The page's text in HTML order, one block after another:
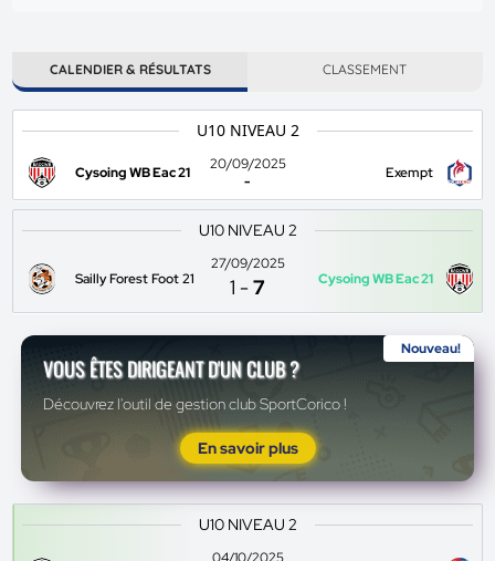
CALENDIER & RÉSULTATS CLASSEMENT
U10 NIVEAU 2
Cysoing WB Eac 21
20/09/2025
-
Exempt
U10 NIVEAU 2
Sailly Forest Foot 21
27/09/2025
1 -7 Cysoing WB Eac 21
Nouveau!
VOUS ÊTES DIRIGEANT D'UN CLUB ?
Découvrez l'outil de gestion club SportCorico !
En savoir plus
U10 NIVEAU 2